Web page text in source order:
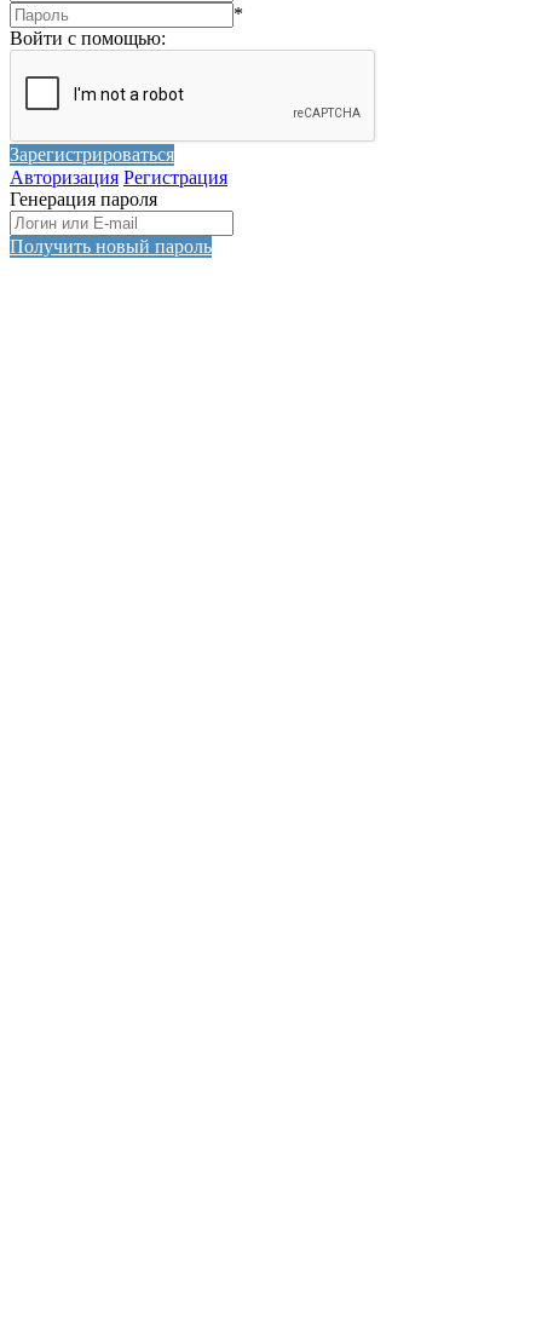
*
Войти с помощью:
Зарегистрироваться
Авторизация Регистрация
Генерация пароля
Получить новый пароль